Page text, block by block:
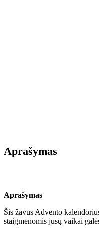
Aprašymas
Aprašymas
Šis žavus Advento
staigmenomis jūsų vaikai